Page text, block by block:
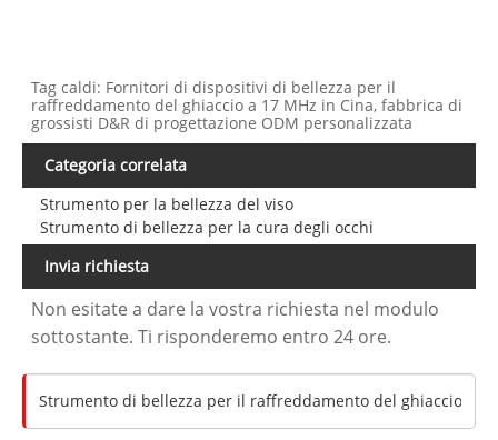
Tag caldi: Fornitori di dispositivi di bellezza per il
raffreddamento del ghiaccio a 17 MHz in Cina, fabbrica di
grossisti D&R di progettazione ODM personalizzata
Categoria correlata
Strumento per la bellezza del viso
Strumento di bellezza per la cura degli occhi
Invia richiesta
Non esitate a dare la vostra richiesta nel modulo
sottostante. Ti risponderemo entro 24 ore.